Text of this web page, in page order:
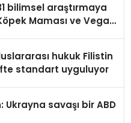
bilimsel araştırmaya
Maması ve Vegan
hukuk Filistin
standart uyguluyor
Ukrayna savaşı bir ABD